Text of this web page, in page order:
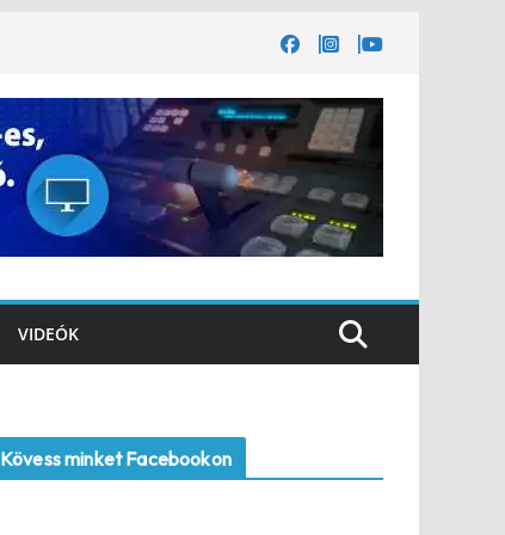
VIDEÓK
Kövess minket Facebookon